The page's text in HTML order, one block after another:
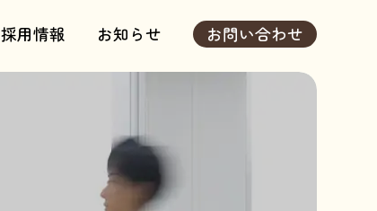
採用情報 お知らせ お問い合わせ